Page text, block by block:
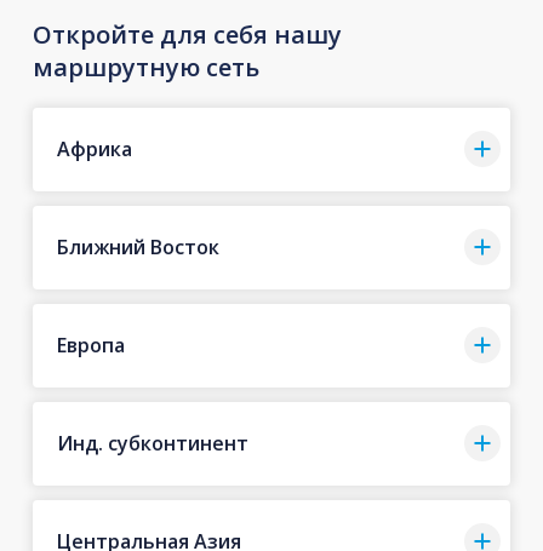
Откройте для себя нашу
маршрутную сеть
Африка
Ближний Восток
Европа
Инд. субконтинент
Центральная Азия